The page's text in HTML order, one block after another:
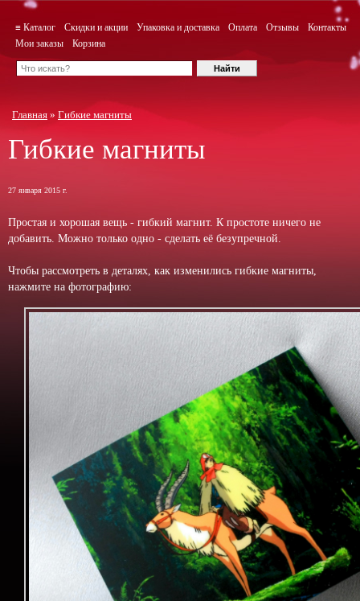
≡ Каталог Скидки и акции Упаковка и доставка Оплата Отзывы
Контакты
Мои заказы
Корзина
Главная » Гибкие магниты
Гибкие магниты
27 января 2015 г.
Простая и хорошая вещь - гибкий магнит. К простоте ничего не
добавить. Можно только одно - сделать её безупречной.
Чтобы рассмотреть в деталях, как изменились гибкие магниты,
нажмите на фотографию: